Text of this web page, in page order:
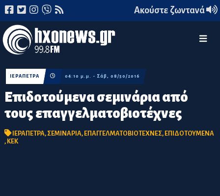
Ακούστε ζωντανά
Επιδοτούμενα σεμινάρια από
τους επαγγελματοβιοτέχνες
ΙΕΡΑΠΕΤΡΑ 04:10 μ.μ. - Σάβ, 08/50/2016
ΙΕΡΑΠΕΤΡΑ, ΣΕΜΙΝΑΡΙΑ, ΕΠΑΓΓΕΛΜΑΤΟΒΙΟΤΕΧΝΕΣ, ΕΠΙΔΟΤΟΥΜΕΝΑ
, ΚΕΚ